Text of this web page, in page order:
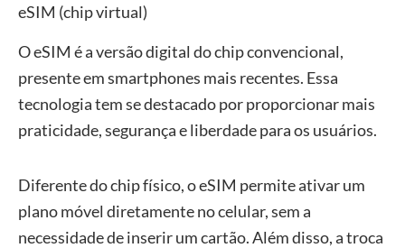
eSIM (chip virtual)
O eSIM é a versão digital do chip convencional,
presente em smartphones mais recentes. Essa
tecnologia tem se destacado por proporcionar mais
praticidade, segurança e liberdade para os usuários.
Diferente do chip físico, o eSIM permite ativar um
plano móvel diretamente no celular, sem a
necessidade de inserir um cartão. Além disso, a troca